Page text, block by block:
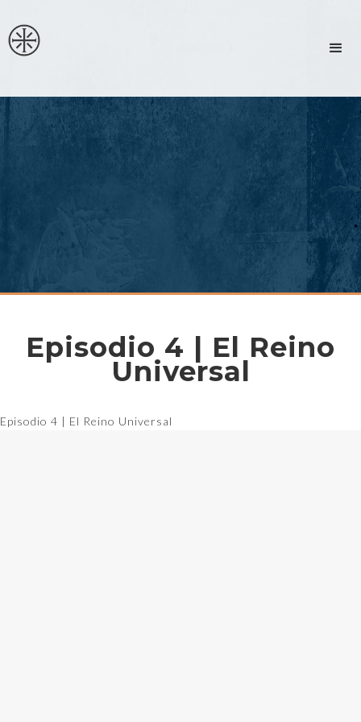
Episodio 4 | El Reino
Universal
Episodio 4 | El Reino Universal